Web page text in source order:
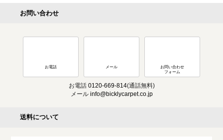
お問い合わせ
お電話 メール
お問い合わせ
フォーム
お電話 0120-669-814(通話無料)
メール info@bicklycarpet.co.jp
送料について